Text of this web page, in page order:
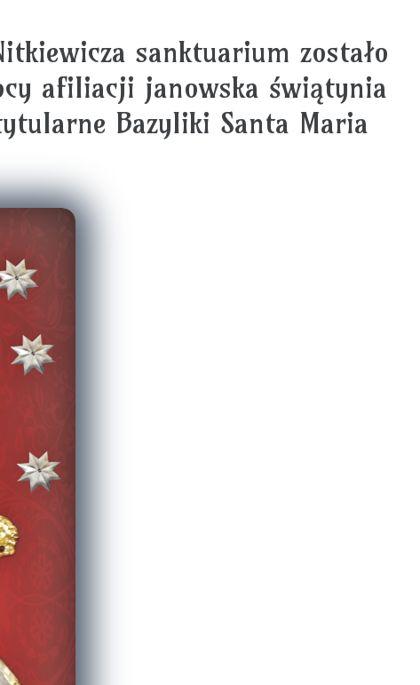
sanktuarium zostało
afiliacji janowska świątynia
Bazyliki Santa Maria